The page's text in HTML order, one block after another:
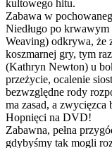
kultowego hitu.
Zabawa w
Niedługo po krwawym
Weaving) odkrywa, że
koszmarnej gry, tym
(Kathryn Newton) u
przeżycie, ocalenie
bezwzględne rody
ma zasad, a zwycięzca
Hopnięci na DVD!
Zabawna, pełna
gdybyśmy tak mogli